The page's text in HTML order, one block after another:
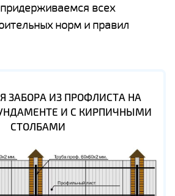
всех
норм и правил
ЗАБОРА ИЗ ПРОФЛИСТА НА
И С КИРПИЧНЫМИ
СТОЛБАМИ